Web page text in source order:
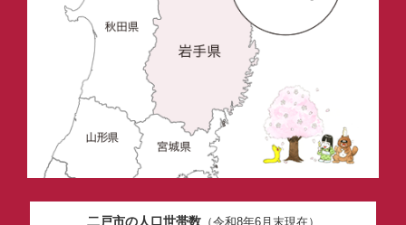
二戸市の人口世帯数（令和8年6月末現在）